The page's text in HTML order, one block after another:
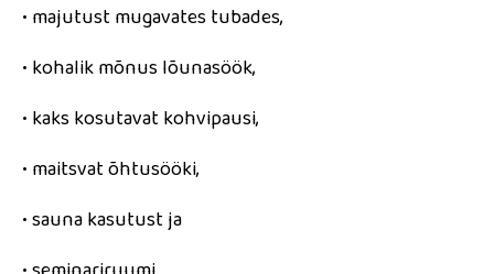
• majutust mugavates tubades,
• kohalik mõnus lõunasöök,
• kaks kosutavat kohvipausi,
• maitsvat õhtusööki,
• sauna kasutust ja